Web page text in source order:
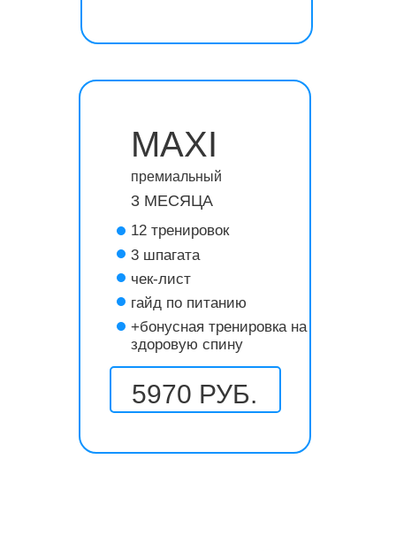
+бонусная тренировка на
здоровую спину
гайд по питанию
чек-лист
3 шпагата
12 тренировок
3 МЕСЯЦА
премиальный
MAXI
5970 РУБ.